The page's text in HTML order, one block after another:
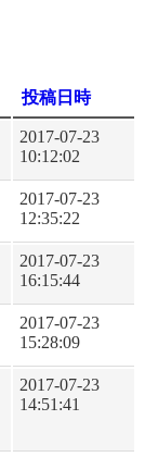
投稿日時
2017-07-23
10:12:02
2017-07-23
12:35:22
2017-07-23
16:15:44
2017-07-23
15:28:09
2017-07-23
14:51:41